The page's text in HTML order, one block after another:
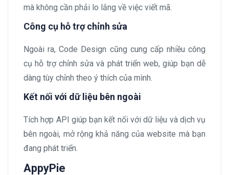
mà không cần phải lo lắng về việc viết mã.
Công cụ hỗ trợ chỉnh sửa
Ngoài ra, Code Design cũng cung cấp nhiều công
cụ hỗ trợ chỉnh sửa và phát triển web, giúp bạn dễ
dàng tùy chỉnh theo ý thích của mình.
Kết nối với dữ liệu bên ngoài
Tích hợp API giúp bạn kết nối với dữ liệu và dịch vụ
bên ngoài, mở rộng khả năng của website mà bạn
đang phát triển.
AppyPie